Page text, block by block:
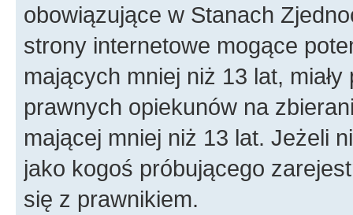
obowiązujące w Stanach
strony internetowe mogące
mających mniej niż 13 lat,
prawnych opiekunów na
mającej mniej niż 13 lat. Jeżeli
jako kogoś próbującego
się z prawnikiem.